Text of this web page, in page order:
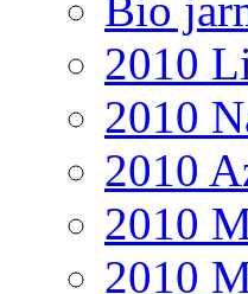
2010
2010
2010
2010
2010